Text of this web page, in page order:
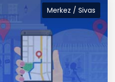
Merkez / Sivas